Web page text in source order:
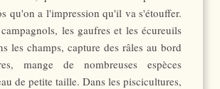
qu'on a l'impression qu'il va s'étouffer.
les gaufres et les écureuils
les champs, capture des râles au bord
mange de nombreuses espèces
de petite taille. Dans les piscicultures,